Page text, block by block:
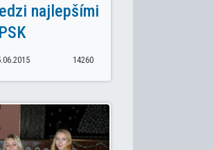
najlepšími
14260